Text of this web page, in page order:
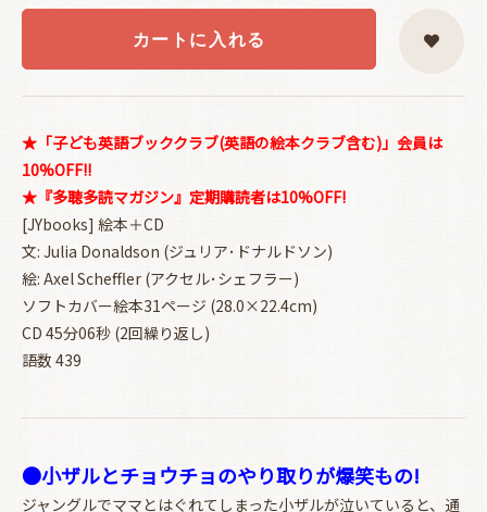
カートに入れる
★「子ども英語ブッククラブ(英語の絵本クラブ含む)」会員は
10%OFF!!
★『多聴多読マガジン』定期購読者は10%OFF!
[JYbooks] 絵本＋CD
文: Julia Donaldson (ジュリア･ドナルドソン)
絵: Axel Scheffler (アクセル･シェフラー)
ソフトカバー絵本31ページ (28.0×22.4cm)
CD 45分06秒 (2回繰り返し)
語数 439
●小ザルとチョウチョのやり取りが爆笑もの!
ジャングルでママとはぐれてしまった小ザルが泣いていると、通